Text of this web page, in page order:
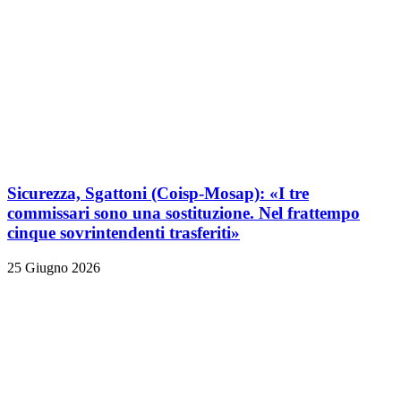
Sicurezza, Sgattoni (Coisp-Mosap): «I tre
commissari sono una sostituzione. Nel frattempo
cinque sovrintendenti trasferiti»
25 Giugno 2026